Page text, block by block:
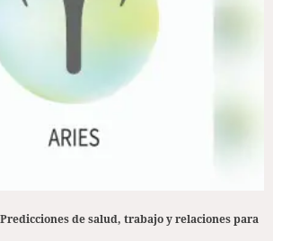
de salud, trabajo y relaciones para